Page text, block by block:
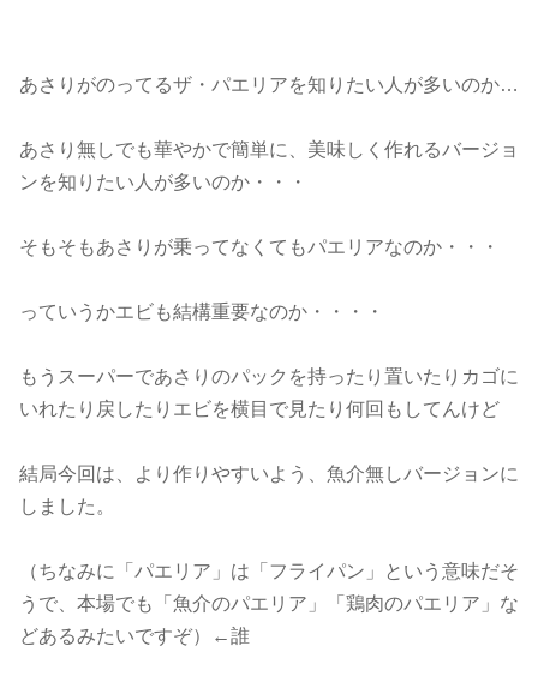
あさりがのってるザ・パエリアを知りたい人が多いのか…
あさり無しでも華やかで簡単に、美味しく作れるバージョ
ンを知りたい人が多いのか・・・
そもそもあさりが乗ってなくてもパエリアなのか・・・
っていうかエビも結構重要なのか・・・・
もうスーパーであさりのパックを持ったり置いたりカゴに
いれたり戻したりエビを横目で見たり何回もしてんけど
結局今回は、より作りやすいよう、魚介無しバージョンに
しました。
（ちなみに「パエリア」は「フライパン」という意味だそ
うで、本場でも「魚介のパエリア」「鶏肉のパエリア」な
どあるみたいですぞ）←誰